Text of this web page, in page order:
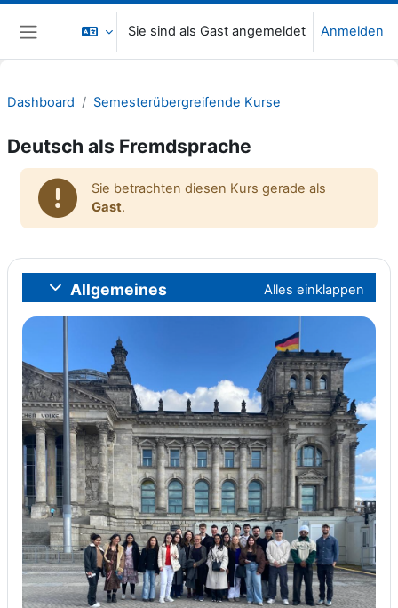
Zum Hauptinhalt
Website-Übersicht
Sie sind als Gast angemeldet Anmelden
Dashboard Semesterübergreifende Kurse
Deutsch als Fremdsprache
Sie betrachten diesen Kurs gerade als
Gast.
Abschnittsübersicht
Einklappen
Allgemeines Alles einklappen